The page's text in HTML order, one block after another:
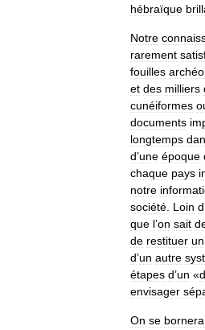
hébraïque
Notre
rarement
fouilles
et des milliers
cunéiformes
documents
longtemps
d’une époque
chaque pays
notre
société. Loin d
que l’on sait
de restituer un
d’un autre
étapes d’un «
envisager
On se bornera